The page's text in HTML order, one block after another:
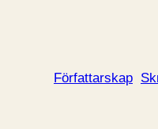
Författarskap